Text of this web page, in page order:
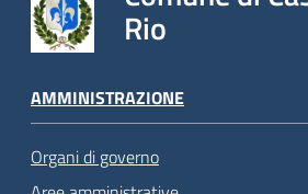
Rio
AMMINISTRAZIONE
Organi di governo